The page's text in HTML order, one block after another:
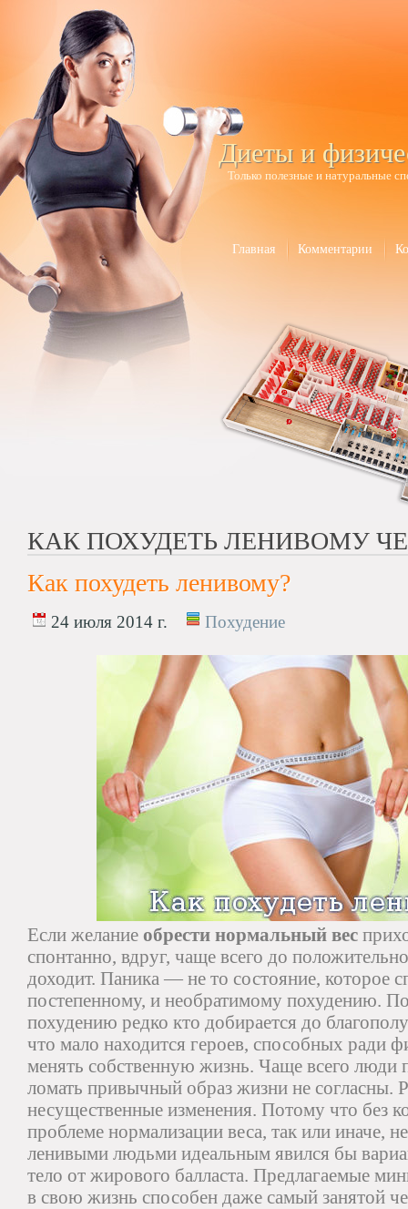
Диеты и
Только полезные и натуральные
Главная Комментарии
КАК ПОХУДЕТЬ ЛЕНИВОМУ
Как похудеть ленивому?
24 июля 2014 г. Похудение
Если желание обрести нормальный вес
спонтанно, вдруг, чаще всего до
доходит. Паника — не то состояние, которое
постепенному, и необратимому похудению.
похудению редко кто добирается до
что мало находится героев, способных ради
менять собственную жизнь. Чаще всего люди
ломать привычный образ жизни не согласны.
несущественные изменения. Потому что без
проблеме нормализации веса, так или иначе,
ленивыми людьми идеальным явился бы
тело от жирового балласта. Предлагаемые
в свою жизнь способен даже самый занятой